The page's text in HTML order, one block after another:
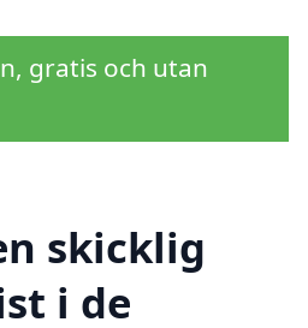
gratis och utan
skicklig
i de